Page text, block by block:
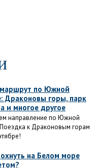
по Южной
Драконовы горы, парк
и многое другое
направление по Южной
к Драконовым горам
на Белом море